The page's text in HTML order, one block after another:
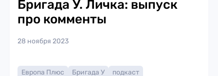
Бригада У. Личка: выпуск
про комменты
28 ноября 2023
Европа Плюс Бригада У
подкаст